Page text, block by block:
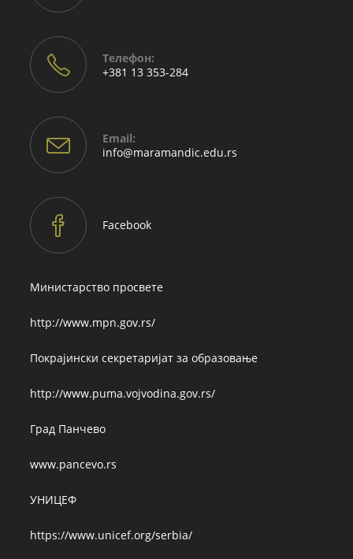
Телефон:
+381 13 353-284
Email:
info@maramandic.edu.rs
Facebook
Министарство просвете
http://www.mpn.gov.rs/
Покрајински секретаријат за образовање
http://www.puma.vojvodina.gov.rs/
Град Панчево
www.pancevo.rs
УНИЦЕФ
https://www.unicef.org/serbia/